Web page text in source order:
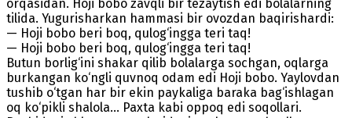
orqasidan. Hoji bobo zavqli bir tezaytish edi bolalarning
tilida. Yugurisharkan hammasi bir ovozdan baqirishardi:
— Hoji bobo beri boq, qulog‘ingga teri taq!
— Hoji bobo beri boq, qulog‘ingga teri taq!
Butun borlig‘ini shakar qilib bolalarga sochgan, oqlarga
burkangan ko‘ngli quvnoq odam edi Hoji bobo. Yaylovdan
tushib o‘tgan har bir ekin paykaliga baraka bag‘ishlagan
oq ko‘pikli shalola... Paxta kabi oppoq edi soqollari.